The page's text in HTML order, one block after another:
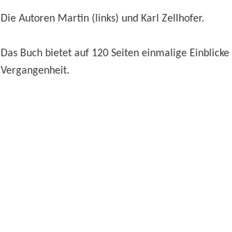
Die Autoren Martin (links) und Karl Zellhofer.
Das Buch bietet auf 120 Seiten einmalige
Vergangenheit.